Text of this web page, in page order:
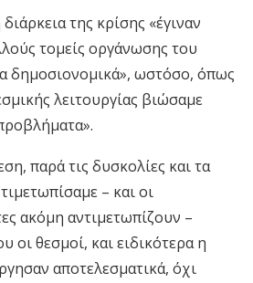
της κρίσης «έγιναν
τομείς οργάνωσης του
δημοσιονομικά», ωστόσο, όπως
λειτουργίας βιώσαμε
παρά τις δυσκολίες και τα
– και οι
ακόμη αντιμετωπίζουν –
οι θεσμοί, και ειδικότερα η
αποτελεσματικά, όχι